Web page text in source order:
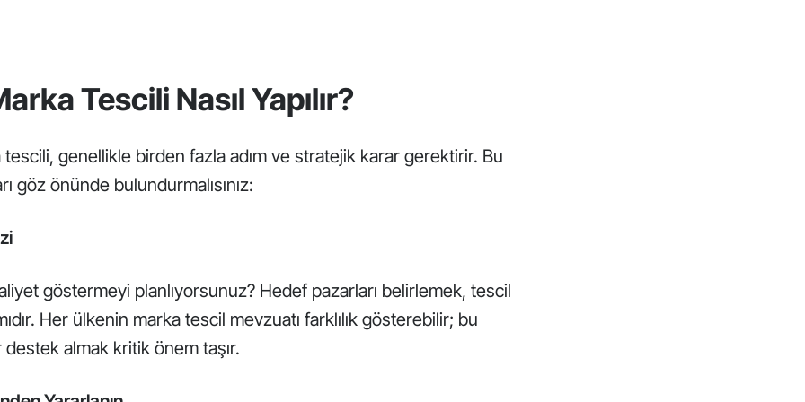
Tescili Nasıl Yapılır?
tescili, genellikle birden fazla adım ve stratejik karar gerektirir. Bu
göz önünde bulundurmalısınız:
göstermeyi planlıyorsunuz? Hedef pazarları belirlemek, tescil
Her ülkenin marka tescil mevzuatı farklılık gösterebilir; bu
almak kritik önem taşır.